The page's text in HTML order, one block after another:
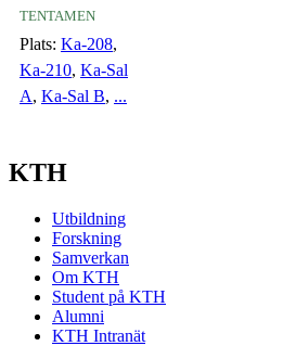
tentamen
Plats: Ka-208,
Ka-210, Ka-Sal
A, Ka-Sal B, ...
KTH
Utbildning
Forskning
Samverkan
Om KTH
Student på KTH
Alumni
KTH Intranät